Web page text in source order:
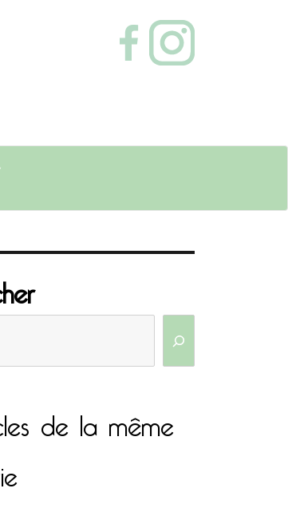
de la même